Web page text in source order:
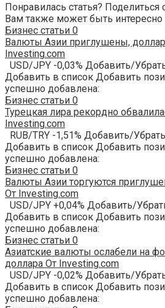
Понравилась статья? Поделиться
Вам также может быть интересно
Бизнес статьи 0
Валюты Азии приглушены, доллар
Investing.com
USD/JPY -0,03% Добавить/
Добавить в список Добавить
успешно добавлена:
Бизнес статьи 0
Турецкая лира рекордно
Investing.com
RUB/TRY -1,51% Добавить/
Добавить в список Добавить
успешно добавлена:
Бизнес статьи 0
Валюты Азии торгуются
От Investing.com
USD/JPY +0,04% Добавить/
Добавить в список Добавить
успешно добавлена:
Бизнес статьи 0
Азиатские валюты ослабели на
доллара От Investing.com
USD/JPY -0,02% Добавить/
Добавить в список Добавить
успешно добавлена: